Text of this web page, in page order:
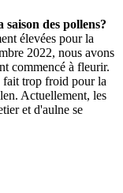
des pollens?
élevées pour la
2022, nous avons
commencé à fleurir.
fait trop froid pour la
Actuellement, les
et d'aulne se